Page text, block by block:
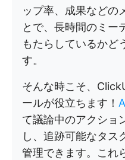
ップ率、成果などの
とで、長時間のミー
もたらしているかど
す。
そんな時こそ、
ールが役立ちます！
て議論中のアクショ
し、追跡可能なタス
管理できます。これ